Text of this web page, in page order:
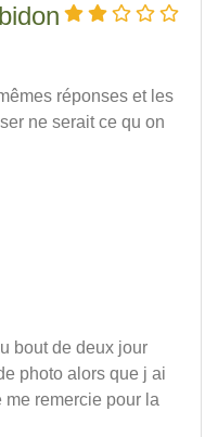
réponses et les
ne serait ce qu on
bout de deux jour
photo alors que j ai
remercie pour la